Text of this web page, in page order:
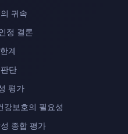
귀속
정 결론
계
단
평가
보호의 필요성
종합 평가